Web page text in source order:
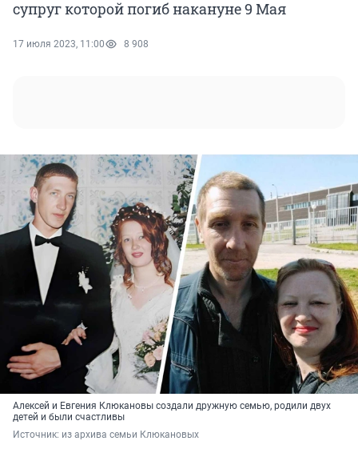
супруг которой погиб накануне 9 Мая
17 июля 2023, 11:00 8 908
Алексей и Евгения Клюкановы создали дружную семью, родили двух
детей и были счастливы
Источник: из архива семьи Клюкановых